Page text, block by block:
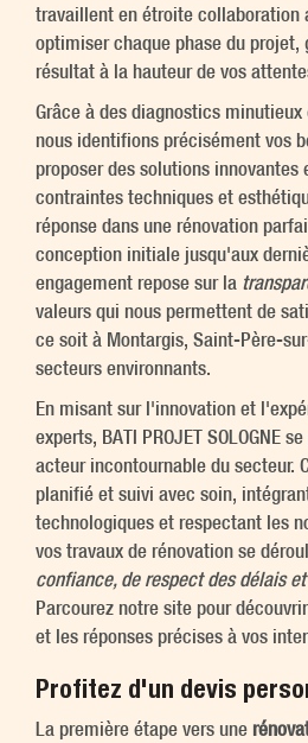
travaillent en étroite collaboration
optimiser chaque phase du projet,
résultat à la hauteur de vos
Grâce à des diagnostics
nous identifions précisément vos
proposer des solutions innovantes
contraintes techniques et
réponse dans une rénovation
conception initiale jusqu'aux
engagement repose sur la
valeurs qui nous permettent de
ce soit à Montargis, Saint-Père-
secteurs environnants.
En misant sur l'innovation et
experts, BATI PROJET SOLOGNE
acteur incontournable du secteur.
planifié et suivi avec soin,
technologiques et respectant les
vos travaux de rénovation se
confiance, de respect des délais
Parcourez notre site pour
et les réponses précises à vos
Profitez d'un devis
La première étape vers une